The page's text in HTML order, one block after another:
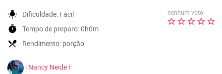
nenhum voto
wb_incandescent Dificuldade: Fácil
timer Tempo de preparo:0h0m
local_dining Rendimento: porção
| Nancy Neide F